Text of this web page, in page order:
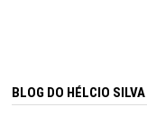
BLOG DO HÉLCIO SILVA